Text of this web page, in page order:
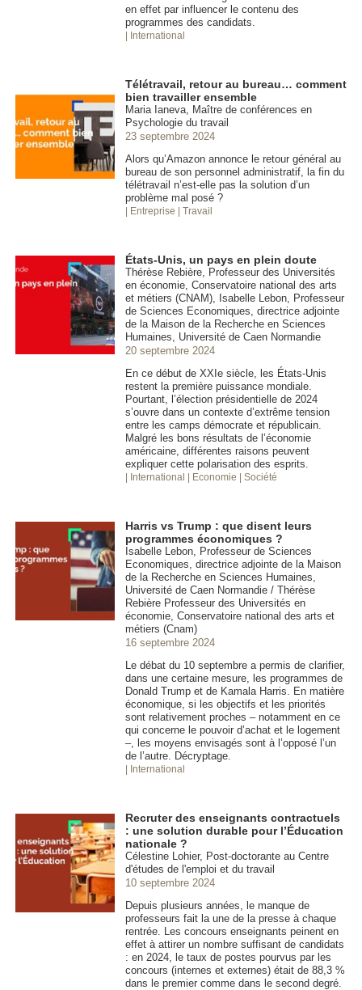
en effet par influencer le contenu des
programmes des candidats.
| International
Télétravail, retour au bureau… comment
bien travailler ensemble
Maria Ianeva, Maître de conférences en
Psychologie du travail
23 septembre 2024
Alors qu’Amazon annonce le retour général au
bureau de son personnel administratif, la fin du
télétravail n’est-elle pas la solution d’un
problème mal posé ?
| Entreprise | Travail
États-Unis, un pays en plein doute
Thérèse Rebière, Professeur des Universités
en économie, Conservatoire national des arts
et métiers (CNAM), Isabelle Lebon, Professeur
de Sciences Economiques, directrice adjointe
de la Maison de la Recherche en Sciences
Humaines, Université de Caen Normandie
20 septembre 2024
En ce début de XXIe siècle, les États-Unis
restent la première puissance mondiale.
Pourtant, l’élection présidentielle de 2024
s’ouvre dans un contexte d’extrême tension
entre les camps démocrate et républicain.
Malgré les bons résultats de l’économie
américaine, différentes raisons peuvent
expliquer cette polarisation des esprits.
| International | Economie | Société
Harris vs Trump : que disent leurs
programmes économiques ?
Isabelle Lebon, Professeur de Sciences
Economiques, directrice adjointe de la Maison
de la Recherche en Sciences Humaines,
Université de Caen Normandie / Thérèse
Rebière Professeur des Universités en
économie, Conservatoire national des arts et
métiers (Cnam)
16 septembre 2024
Le débat du 10 septembre a permis de clarifier,
dans une certaine mesure, les programmes de
Donald Trump et de Kamala Harris. En matière
économique, si les objectifs et les priorités
sont relativement proches – notamment en ce
qui concerne le pouvoir d’achat et le logement
–, les moyens envisagés sont à l’opposé l’un
de l’autre. Décryptage.
| International
Recruter des enseignants contractuels
: une solution durable pour l’Éducation
nationale ?
Célestine Lohier, Post-doctorante au Centre
d'études de l'emploi et du travail
10 septembre 2024
Depuis plusieurs années, le manque de
professeurs fait la une de la presse à chaque
rentrée. Les concours enseignants peinent en
effet à attirer un nombre suffisant de candidats
: en 2024, le taux de postes pourvus par les
concours (internes et externes) était de 88,3 %
dans le premier comme dans le second degré.